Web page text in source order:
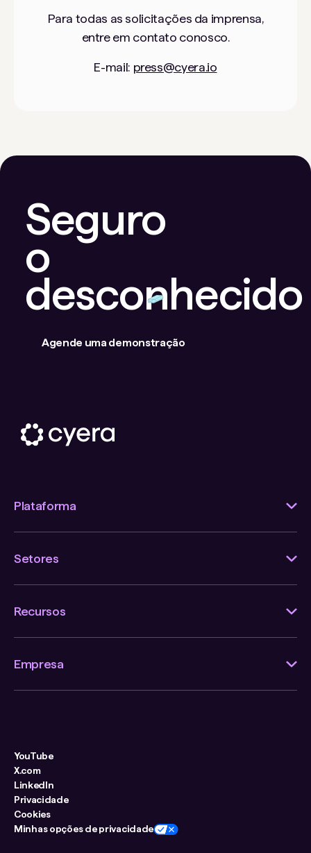
Para todas as solicitações da imprensa,
entre em contato conosco.
E-mail: press@cyera.io
Seguro
o
desconhecido
Agende uma demonstração
Plataforma
Setores
Recursos
Empresa
YouTube
X.com
LinkedIn
Privacidade
Cookies
Minhas opções de privacidade